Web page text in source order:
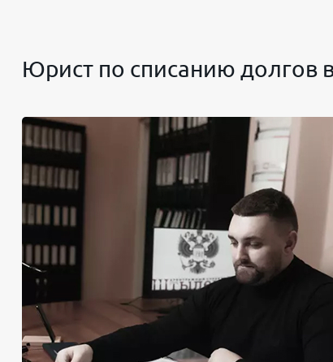
Юрист по списанию долгов